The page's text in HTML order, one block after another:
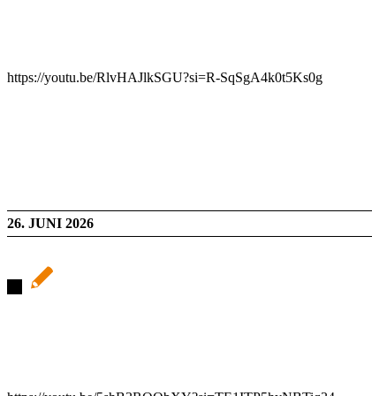
https://youtu.be/RlvHAJlkSGU?si=R-SqSgA4k0t5Ks0g
26. JUNI 2026